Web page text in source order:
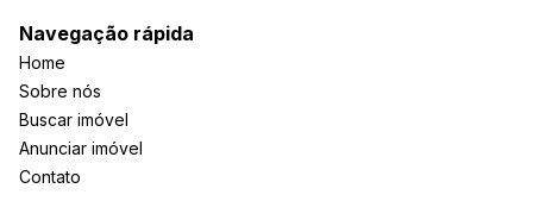
Navegação rápida
Home
Sobre nós
Buscar imóvel
Anunciar imóvel
Contato